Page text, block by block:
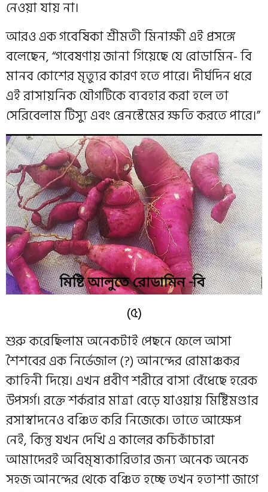
নেওয়া যায় না।
আরও এক গবেষিকা শ্রীমতী মিনাক্ষী এই প্রসঙ্গে
বলেছেন, “গবেষণায় জানা গিয়েছে যে রোডামিন- বি
মানব কোশের মৃত্যুর কারণ হতে পারে। দীর্ঘদিন ধরে
এই রাসায়নিক যৌগটিকে ব্যবহার করা হলে তা
সেরিবেলাম টিস্যু এবং ব্রেনস্টেমের ক্ষতি করতে পারে।”
(৫)
শুরু করেছিলাম অনেকটাই পেছনে ফেলে আসা
শৈশবের এক নির্ভেজাল (?) আনন্দের রোমাঞ্চকর
কাহিনী দিয়ে। এখন প্রবীণ শরীরে বাসা বেঁধেছে হরেক
উপসর্গ। রক্তে শর্করার মাত্রা বেড়ে যাওয়ায় মিষ্টিমণ্ডার
রসাস্বাদনেও বঞ্চিত করি নিজেকে। তাতে আক্ষেপ
নেই, কিন্তু যখন দেখি এ কালের কচিকাঁচারা
আমাদের‌ই অবিমৃষ্যকারিতার জন্য অনেক অনেক
সহজ আনন্দের থেকে বঞ্চিত হচ্ছে তখন হতাশা জাগে